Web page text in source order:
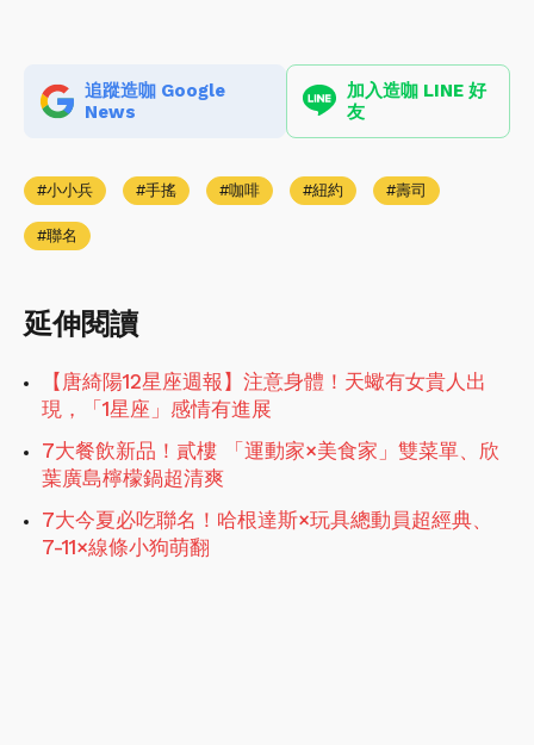
追蹤造咖 Google
News
加入造咖 LINE 好
友
小小兵 手搖 咖啡 紐約 壽司
聯名
延伸閱讀
【唐綺陽12星座週報】注意身體！天蠍有女貴人出
現，「1星座」感情有進展
7大餐飲新品！貳樓 「運動家×美食家」雙菜單、欣
葉廣島檸檬鍋超清爽
7大今夏必吃聯名！哈根達斯×玩具總動員超經典、
7-11×線條小狗萌翻